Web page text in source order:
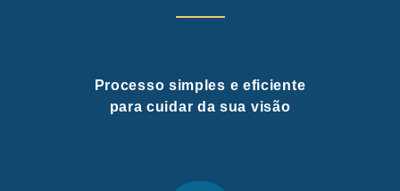
Processo simples e eficiente
para cuidar da sua visão